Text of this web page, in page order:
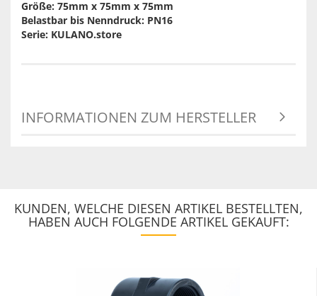
Größe: 75mm x 75mm x 75mm
Belastbar bis Nenndruck: PN16
Serie: KULANO.store
INFORMATIONEN ZUM HERSTELLER
KUNDEN, WELCHE DIESEN ARTIKEL BESTELLTEN,
HABEN AUCH FOLGENDE ARTIKEL GEKAUFT: